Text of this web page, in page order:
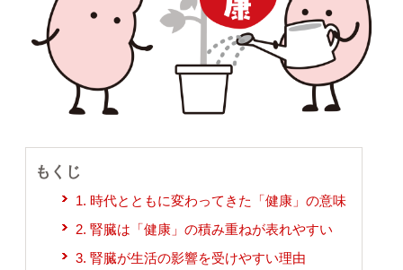
もくじ
1. 時代とともに変わってきた「健康」の意味
2. 腎臓は「健康」の積み重ねが表れやすい
3. 腎臓が生活の影響を受けやすい理由